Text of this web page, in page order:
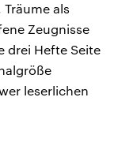
als
Zeugnisse
drei Hefte Seite
leserlichen